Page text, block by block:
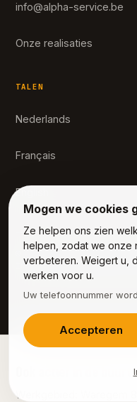
info@alpha-service.be
Onze realisaties
TALEN
Nederlands
Français
English
© Alpha Services Benelux
Indicatieve marktprijzen
Ook actief in de buurt
Werkgebied: Waregem
Mogen we cookies
Ze helpen ons zien
helpen, zodat we onze
verbeteren. Weigert u,
werken voor u.
Uw telefoonnummer
Accepteren